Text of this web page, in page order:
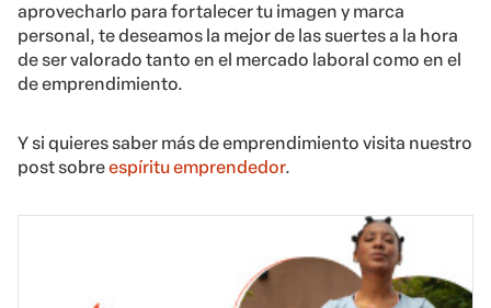
aprovecharlo para fortalecer tu imagen y marca
personal, te deseamos la mejor de las suertes a la hora
de ser valorado tanto en el mercado laboral como en el
de emprendimiento.
Y si quieres saber más de emprendimiento visita nuestro
post sobreespíritu emprendedor.